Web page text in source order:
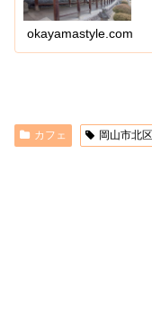
okayamastyle.com
カフェ 岡山市北